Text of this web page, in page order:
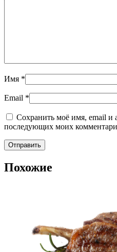
Имя *
Email *
Сохранить моё имя, email и
последующих моих
Похожие